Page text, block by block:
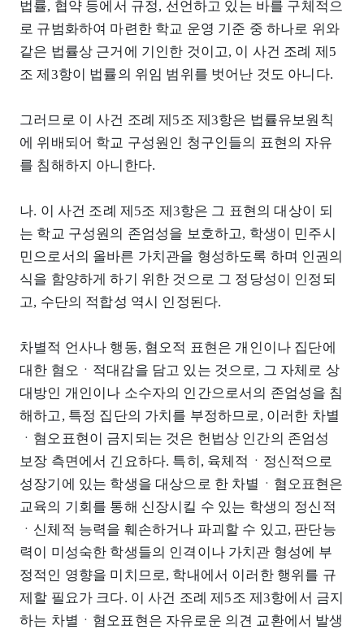
법률, 협약 등에서 규정, 선언하고 있는 바를 구체적으
로 규범화하여 마련한 학교 운영 기준 중 하나로 위와
같은 법률상 근거에 기인한 것이고, 이 사건 조례 제5
조 제3항이 법률의 위임 범위를 벗어난 것도 아니다.
그러므로 이 사건 조례 제5조 제3항은 법률유보원칙
에 위배되어 학교 구성원인 청구인들의 표현의 자유
를 침해하지 아니한다.
나. 이 사건 조례 제5조 제3항은 그 표현의 대상이 되
는 학교 구성원의 존엄성을 보호하고, 학생이 민주시
민으로서의 올바른 가치관을 형성하도록 하며 인권의
식을 함양하게 하기 위한 것으로 그 정당성이 인정되
고, 수단의 적합성 역시 인정된다.
차별적 언사나 행동, 혐오적 표현은 개인이나 집단에
대한 혐오ㆍ적대감을 담고 있는 것으로, 그 자체로 상
대방인 개인이나 소수자의 인간으로서의 존엄성을 침
해하고, 특정 집단의 가치를 부정하므로, 이러한 차별
ㆍ혐오표현이 금지되는 것은 헌법상 인간의 존엄성
보장 측면에서 긴요하다. 특히, 육체적ㆍ정신적으로
성장기에 있는 학생을 대상으로 한 차별ㆍ혐오표현은
교육의 기회를 통해 신장시킬 수 있는 학생의 정신적
ㆍ신체적 능력을 훼손하거나 파괴할 수 있고, 판단능
력이 미성숙한 학생들의 인격이나 가치관 형성에 부
정적인 영향을 미치므로, 학내에서 이러한 행위를 규
제할 필요가 크다. 이 사건 조례 제5조 제3항에서 금지
하는 차별ㆍ혐오표현은 자유로운 의견 교환에서 발생